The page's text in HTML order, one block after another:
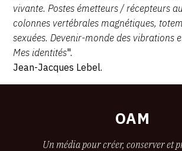
vivante. Postes émetteurs / récepteurs
colonnes vertébrales magnétiques,
sexuées. Devenir-monde des vibrations
Mes identités".
Jean-Jacques Lebel.
OAM
Un média pour créer, conserver et